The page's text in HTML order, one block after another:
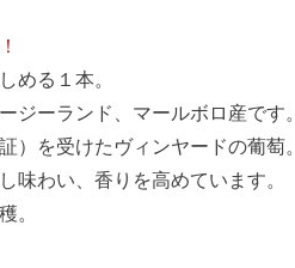
める１本。
ジーランド、マールボロ産です。
）を受けたヴィンヤードの葡萄。
味わい、香りを高めています。
。